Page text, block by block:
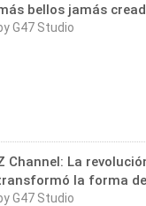
bellos jamás
G47 Studio
Channel: La
la forma
G47 Studio